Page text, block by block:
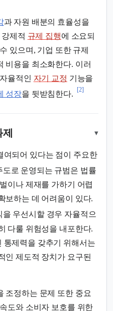
과 자원 배분의 효율성을
제적 규제 집행에 소요되
있으며, 기업 또한 규제
비용을 최소화한다. 이러
율적인 자기 교정 기능을
성장을 뒷받침한다.
[2]
▾
여되어 있다는 점이 주요한
도로 운영되는 규범은 법률
이나 제재를 가하기 어렵
보하는 데 어려움이 있다.
우선시할 경우 자율적으
다룰 위험성을 내포한다.
통제력을 갖추기 위해서는
인 제도적 장치가 요구된
조정하는 문제 또한 중요
도와 소비자 보호를 위한